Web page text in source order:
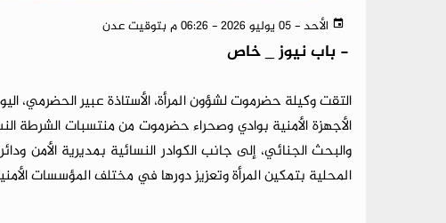
الأحد - 05 يوليو 2026 - 06:26 م بتوقيت عدن
- باب نيوز _ خاص
التقت وكيلة حضرموت لشؤون المرأة، الأستاذة عبير الحضرمي،
الأجهزة الأمنية بوادي وصحراء حضرموت من منتسبات الشرطة
والبحث الجنائي، إلى جانب الكوادر النسائية بمديرية الأمن
المحلية بتمكين المرأة وتعزيز دورها في مختلف المؤسسات